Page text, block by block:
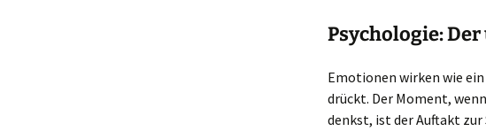
Psychologie:
Emotionen wirken wie
drückt. Der Moment,
denkst, ist der Auftakt zur